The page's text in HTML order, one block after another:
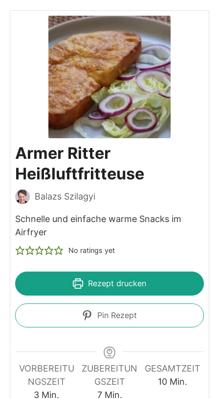
Armer Ritter
Heißluftfritteuse
Balazs Szilagyi
Schnelle und einfache warme Snacks im
Airfryer
No ratings yet
Rezept drucken
Pin Rezept
VORBEREITU
NGSZEIT
3Minuten
Min.
ZUBEREITUN
GSZEIT
7Minuten
Min.
GESAMTZEIT
10Minuten
Min.